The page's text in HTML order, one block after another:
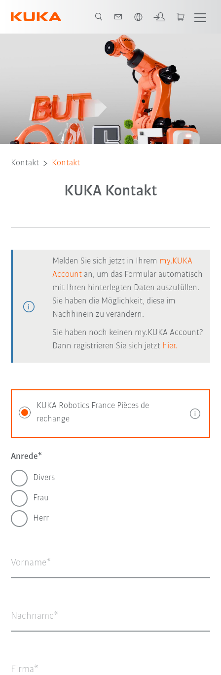
Kontakt Kontakt
KUKA Kontakt
Melden Sie sich jetzt in Ihrem my.KUKA
Account an, um das Formular automatisch
mit Ihren hinterlegten Daten auszufüllen.
Sie haben die Möglichkeit, diese im
Nachhinein zu verändern.
Sie haben noch keinen my.KUKA Account?
Dann registrieren Sie sich jetzt hier.
KUKA Robotics France Pièces de
rechange
Anrede
Divers
Frau
Herr
Vorname
Nachname
Firma